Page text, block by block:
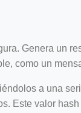
Genera un
como un
a una
Este valor